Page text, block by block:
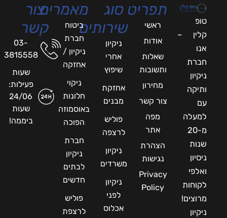
טופ
קלין –
אנו
חברת
ניקיון
ותיקה
עם
למעלה
מ-20
שנות
ניסיון
ואלפי
לקוחות
מרוצים!
ניקיון
תפריט
ראשי
אודות
שאלות
ותשובות
מחירון
צור קשר
מפה
אתר
הצהרת
נגישות
Privacy
Policy
סוג
שירותים
ניקיון
אחרי
שיפוץ
אחזקת
מבנים
פוליש
לרצפה
ניקיון
משרדים
ניקיון
לפני
אכלוס
מאמרים
ביטוח
חברת
ניקיון /
אחזקה
ניקוי
חלונות
באוסמוזה
הפוכה
חברת
ניקיון
לבתים
חדשים
פוליש
לרצפת
צור
קשר
03-
3815558
שעות
פעילות:
24/06
שעות
ביממה!